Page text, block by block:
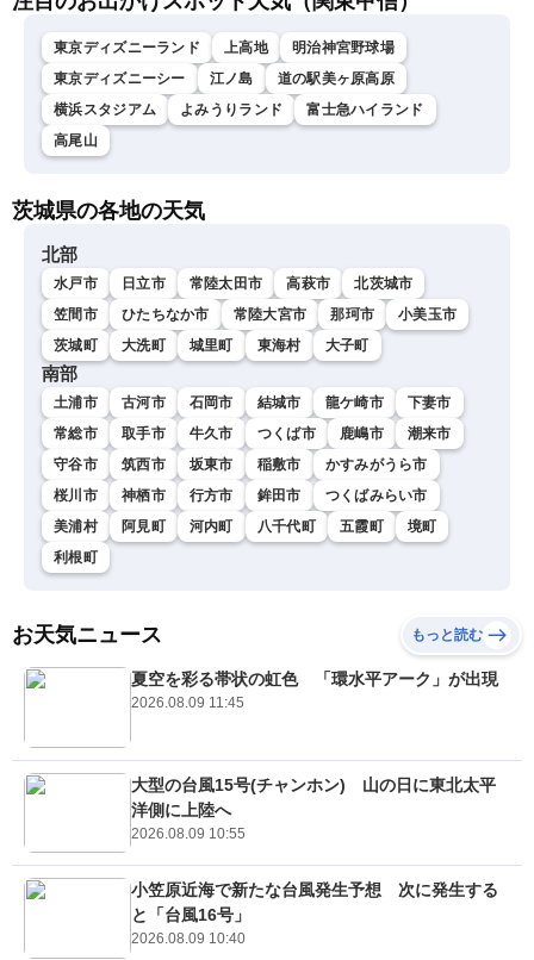
東京ディズニーランド 上高地
明治神宮野球場
東京ディズニーシー
江ノ島
道の駅美ヶ原高原
横浜スタジアム
よみうりランド
富士急ハイランド
高尾山
茨城県の各地の天気
北部
水戸市 日立市 常陸太田市 高萩市
北茨城市
笠間市
ひたちなか市 常陸大宮市 那珂市
小美玉市
茨城町
大洗町 城里町 東海村 大子町
南部
土浦市 古河市 石岡市 結城市 龍ケ崎市
下妻市
常総市
取手市 牛久市 つくば市 鹿嶋市
潮来市
守谷市
筑西市 坂東市 稲敷市
かすみがうら市
桜川市
神栖市 行方市 鉾田市
つくばみらい市
美浦村
阿見町 河内町 八千代町 五霞町
境町
利根町
お天気ニュース もっと読む
夏空を彩る帯状の虹色 「環水平アーク」が出現
2026.08.09 11:45
大型の台風15号(チャンホン) 山の日に東北太平
洋側に上陸へ
2026.08.09 10:55
小笠原近海で新たな台風発生予想 次に発生する
と「台風16号」
2026.08.09 10:40